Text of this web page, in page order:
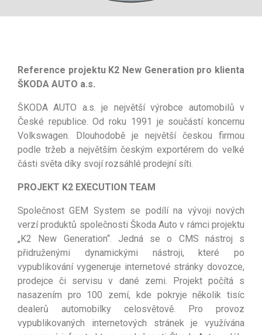
Reference projektu K2 New Generation pro klienta
ŠKODA AUTO a.s.
ŠKODA AUTO a.s. je největší výrobce automobilů v
České republice.Od roku 1991 je součástí koncernu
Volkswagen. Dlouhodobě je největší českou firmou
podle tržeb a největším českým exportéremdo velké
části světa díky svojí rozsáhlé prodejní síti.
PROJEKT K2 EXECUTION TEAM
Společnost GEM System se podílí na vývoji nových
verzí produktů společnosti Škoda Auto v rámci projektu
„K2 New Generation“. Jedná se o CMS nástroj s
přidruženými dynamickými nástroji, které po
vypublikování vygeneruje internetové stránky dovozce,
prodejce či servisu v dané zemi. Projekt počítá s
nasazením pro 100 zemí, kde pokryje několik tisíc
dealerů automobilky celosvětově. Pro provoz
vypublikovaných internetových stránek je využívána